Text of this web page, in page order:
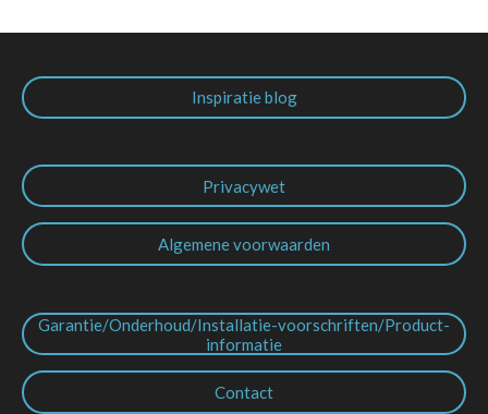
Inspiratie blog
Privacywet
Algemene voorwaarden
Garantie/Onderhoud/Installatie-voorschriften/Product-
informatie
Contact